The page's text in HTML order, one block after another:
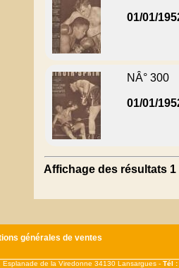
01/01/
NÂ° 300
01/01/
Affichage des résultats
générales de ventes
Esplanade de la Viredonne 34130 Lansargues -Tél